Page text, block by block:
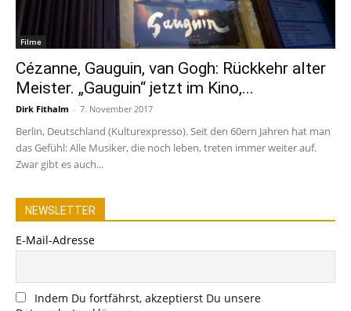
Filme
Cézanne, Gauguin, van Gogh: Rückkehr alter
Meister. „Gauguin“ jetzt im Kino,...
Dirk Fithalm - 7. November 2017
Berlin, Deutschland (Kulturexpresso). Seit den 60ern Jahren hat man
das Gefühl: Alle Musiker, die noch leben, treten immer weiter auf.
Zwar gibt es auch...
NEWSLETTER
E-Mail-Adresse
Indem Du fortfährst, akzeptierst Du unsere